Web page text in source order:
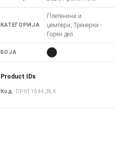
КАТЕГОРИЈА
Плетенини и
џемпери, Тренерки -
Горен дел
БОЈА
Product IDs
Код: DP6T1644_BLK